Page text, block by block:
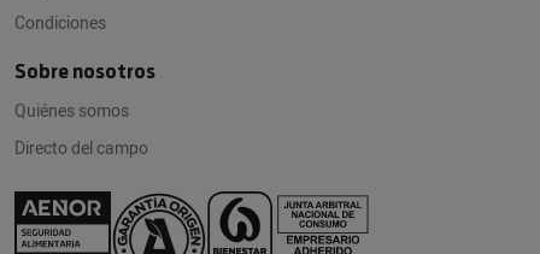
Condiciones
Sobre nosotros
Quiénes somos
Directo del campo